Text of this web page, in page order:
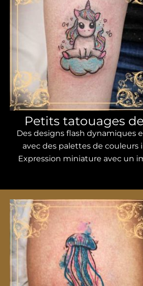
Petits tatouages
Des designs flash dynamiques
avec des palettes de couleurs
Expression miniature avec un